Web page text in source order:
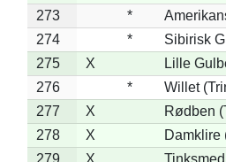
273
*
274
*
Sibirisk
275
X
Lille
276
*
Willet
277
X
Rødben
278
X
Damklire
279
X